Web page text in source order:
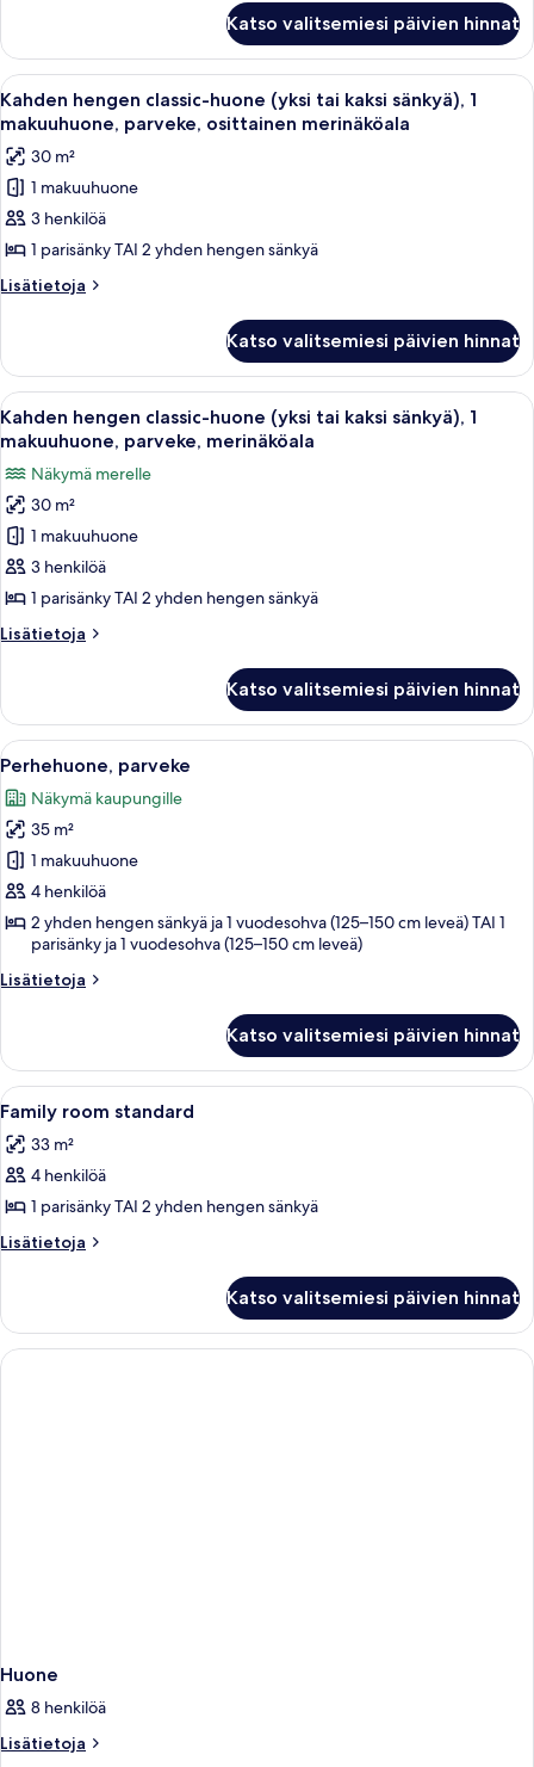
1
makuuhuone,
parveke,
näköala
puutarhaan
kuvat
classic-
huone
(yksi
tai
sänkyä),
makuuhuone,
parveke,
näköala
Katso valitsemiesi päivien hinnat
Avaa
kaikki
huonetyypin
Kahden
hengen
classic-
huone
(yksi
sänkyä),
makuuhuone,
parveke,
osittainen
merinäköala
kuvat
Hotellihuone, jossa on suuri sänky,
7
Kahden hengen classic-huone (yksi tai kaksi sänkyä), 1
makuuhuone, parveke, osittainen merinäköala
30 m²
1 makuuhuone
3 henkilöä
1 parisänky TAI 2 yhden hengen sänkyä
Lisätietoja
Lisätietoja
classic-
huone
(yksi
tai
sänkyä),
makuuhuone,
parveke,
osittainen
Katso valitsemiesi päivien hinnat
Avaa
kaikki
huonetyypin
Kahden
hengen
classic-
huone
(yksi
tai
kaksi
1
makuuhuone,
parveke,
merinäköala
kuvat
Hotellihuone, jossa on parveke,
9
Kahden hengen classic-huone (yksi tai kaksi sänkyä), 1
makuuhuone, parveke, merinäköala
Näkymä merelle
30 m²
1 makuuhuone
3 henkilöä
1 parisänky TAI 2 yhden hengen sänkyä
Lisätietoja
Lisätietoja
classic-
huone
(yksi
kaksi
sänkyä),
makuuhuone,
parveke,
merinäköala
Katso valitsemiesi päivien hinnat
Avaa
kaikki
huonetyypin
Perhehuone,
parveke
kuvat
Hotellihuone, jossa on suuri sänky,
5
Perhehuone, parveke
Näkymä kaupungille
35 m²
1 makuuhuone
4 henkilöä
2 yhden hengen sänkyä ja 1 vuodesohva (125–150 cm leveä) TAI 1
parisänky ja 1 vuodesohva (125–150 cm leveä)
Lisätietoja
Lisätietoja
Katso valitsemiesi päivien hinnat
Avaa
kaikki
huonetyypin
Family
room
standard
Minibaari, työpöytä,
1
Family room standard
33 m²
4 henkilöä
1 parisänky TAI 2 yhden hengen sänkyä
Lisätietoja
Lisätietoja
standard
Katso valitsemiesi päivien hinnat
Huone
8 henkilöä
Lisätietoja
Lisätietoja